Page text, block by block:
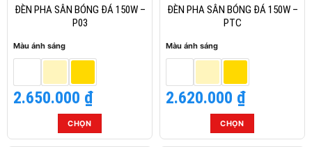
thể
được
trang
phẩm
thể
được
trang
phẩm
ĐÈN PHA SÂN BÓNG ĐÁ 150W –
P03
Màu ánh sáng
2.650.000 ₫
CHỌN
Sản
ĐÈN PHA SÂN BÓNG ĐÁ 150W –
PTC
Màu ánh sáng
2.620.000 ₫
CHỌN
Sản